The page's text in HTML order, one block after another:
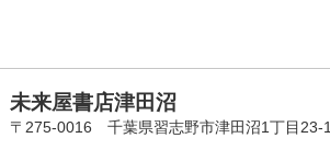
未来屋書店津田沼
〒275-0016 千葉県習志野市津田沼1丁目23-1